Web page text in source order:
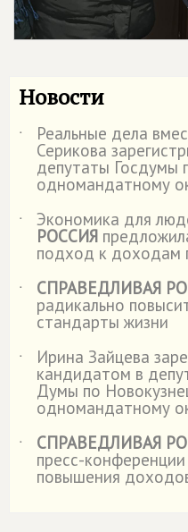
Новости
˙ Реальные дела
Серикова
депутаты Госдумы
одномандатному
˙
Экономика для
РОССИЯ
подход к доходам
˙
СПРАВЕДЛИВАЯ
радикально
стандарты жизни
˙
Ирина Зайцева
кандидатом в
Думы по
одномандатному
˙
СПРАВЕДЛИВАЯ
пресс-
повышения